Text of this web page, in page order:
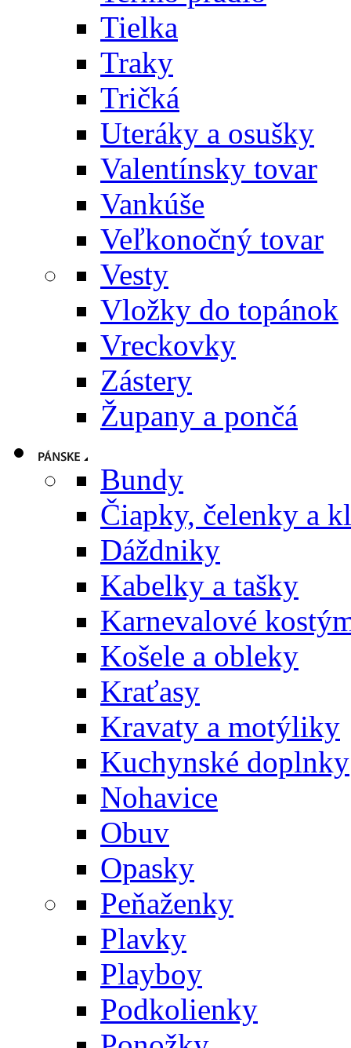
Tielka
Traky
Tričká
Uteráky a osušky
Valentínsky tovar
Vankúše
Veľkonočný tovar
Vesty
Vložky do topánok
Vreckovky
Zástery
Župany a pončá
Bundy
Čiapky, čelenky a
Dáždniky
Kabelky a tašky
Karnevalové
Košele a obleky
Kraťasy
Kravaty a motýliky
Kuchynské doplnky
Nohavice
Obuv
Opasky
Peňaženky
Plavky
Playboy
Podkolienky